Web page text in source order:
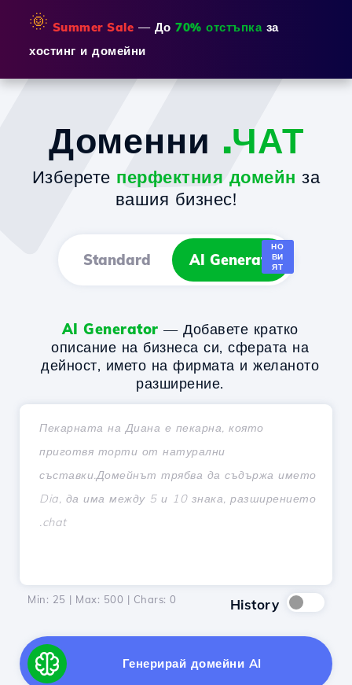
🌞 Summer Sale — До 70% отстъпказа
хостинг и домейни
Доменни .ЧАТ
Изберете перфектния домейн за
вашия бизнес!
Standard AI Generator
НО
ВИ
ЯТ
AI Generator — Добавете кратко
описание на бизнеса си, сферата на
дейност, името на фирмата и желаното
разширение.
Min: 25 | Max: 500 | Chars: 0 History
Генерирай домейни AI